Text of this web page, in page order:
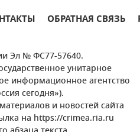
ОБРАТНАЯ СВЯЗЬ
Эл № ФС77-57640.
унитарное
информационное агентство
сегодня»).
и новостей сайта
на https://crimea.ria.ru